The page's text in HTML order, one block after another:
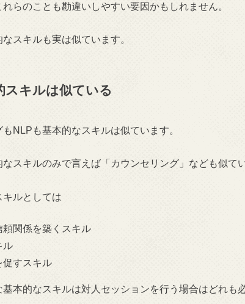
らのことも勘違いしやすい要因かもしれません。
なスキルも実は似ています。
スキルは似ている
もNLPも基本的なスキルは似ています。
なスキルのみで言えば「カウンセリング」なども似て
キルとしては
頼関係を築くスキル
ル
促すスキル
基本的なスキルは対人セッションを行う場合はどれも